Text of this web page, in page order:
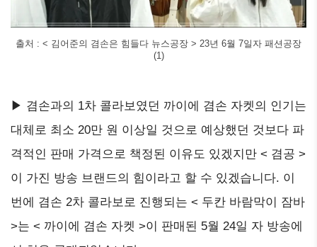
출처 : < 김어준의 겸손은 힘들다 뉴스공장 > 23년 6월 7일자 패션공장
(1)
▶ 겸손과의 1차 콜라보였던 까이에 겸손 자켓의 인기는
대체로 최소 20만 원 이상일 것으로 예상했던 것보다 파
격적인 판매 가격으로 책정된 이유도 있겠지만 < 겸공 >
이 가진 방송 브랜드의 힘이라고 할 수 있겠습니다. 이
번에 겸손 2차 콜라보로 진행되는 < 두칸 바람막이 잠바
>는 < 까이에 겸손 자켓 >이 판매된 5월 24일 자 방송에